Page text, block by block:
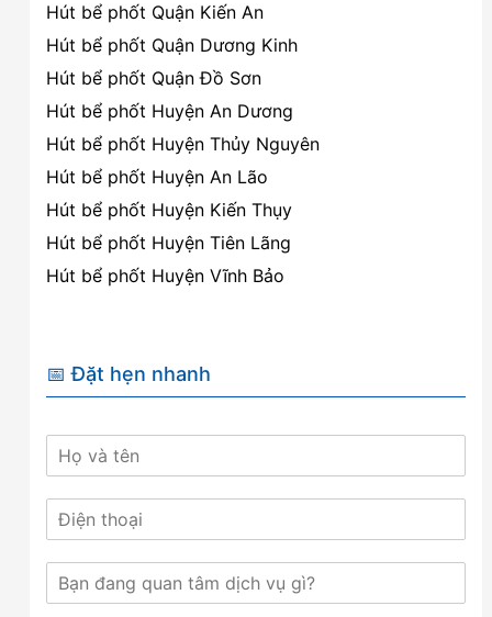
Hút bể phốt Quận Kiến An
Hút bể phốt Quận Dương Kinh
Hút bể phốt Quận Đồ Sơn
Hút bể phốt Huyện An Dương
Hút bể phốt Huyện Thủy Nguyên
Hút bể phốt Huyện An Lão
Hút bể phốt Huyện Kiến Thụy
Hút bể phốt Huyện Tiên Lãng
Hút bể phốt Huyện Vĩnh Bảo
📅 Đặt hẹn nhanh